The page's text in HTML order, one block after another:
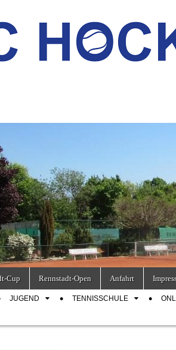
Cup Rennstadt-Open Anfahrt
JUGEND TENNISSCHULE